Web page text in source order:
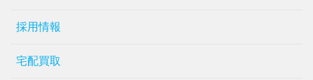
採用情報
宅配買取